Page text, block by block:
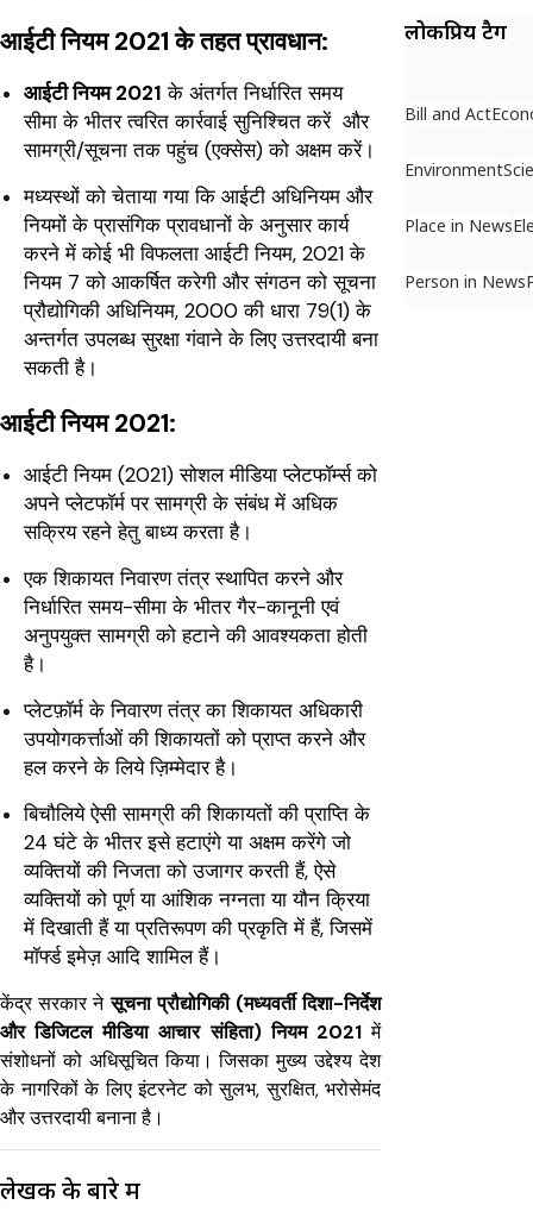
आईटी नियम 2021 के तहत प्रावधान:
आईटी नियम 2021 के अंतर्गत निर्धारित समय
सीमा के भीतर त्वरित कार्रवाई सुनिश्चित करें और
सामग्री/सूचना तक पहुंच (एक्सेस) को अक्षम करें।
मध्यस्थों को चेताया गया कि आईटी अधिनियम और
नियमों के प्रासंगिक प्रावधानों के अनुसार कार्य
करने में कोई भी विफलता आईटी नियम, 2021 के
नियम 7 को आकर्षित करेगी और संगठन को सूचना
प्रौद्योगिकी अधिनियम, 2000 की धारा 79(1) के
अन्तर्गत उपलब्ध सुरक्षा गंवाने के लिए उत्तरदायी बना
सकती है।
आईटी नियम 2021:
आईटी नियम (2021) सोशल मीडिया प्लेटफॉर्म्स को
अपने प्लेटफॉर्म पर सामग्री के संबंध में अधिक
सक्रिय रहने हेतु बाध्य करता है।
एक शिकायत निवारण तंत्र स्थापित करने और
निर्धारित समय-सीमा के भीतर गैर-कानूनी एवं
अनुपयुक्त सामग्री को हटाने की आवश्यकता होती
है।
प्लेटफ़ॉर्म के निवारण तंत्र का शिकायत अधिकारी
उपयोगकर्त्ताओं की शिकायतों को प्राप्त करने और
हल करने के लिये ज़िम्मेदार है।
बिचौलिये ऐसी सामग्री की शिकायतों की प्राप्ति के
24 घंटे के भीतर इसे हटाएंगे या अक्षम करेंगे जो
व्यक्तियों की निजता को उजागर करती हैं, ऐसे
व्यक्तियों को पूर्ण या आंशिक नग्नता या यौन क्रिया
में दिखाती हैं या प्रतिरूपण की प्रकृति में हैं, जिसमें
मॉर्फ्ड इमेज़ आदि शामिल हैं।
केंद्र सरकार नेसूचना प्रौद्योगिकी (मध्यवर्ती दिशा-निर्देश
और डिजिटल मीडिया आचार संहिता) नियम 2021में
संशोधनों को अधिसूचित किया। जिसका मुख्य उद्देश्य देश
के नागरिकों के लिए इंटरनेट को सुलभ, सुरक्षित, भरोसेमंद
और उत्तरदायी बनाना है।
लेखक के बारे में
लोकप्रिय टैग
Bill and Act
Environment
Place in News
Person in News